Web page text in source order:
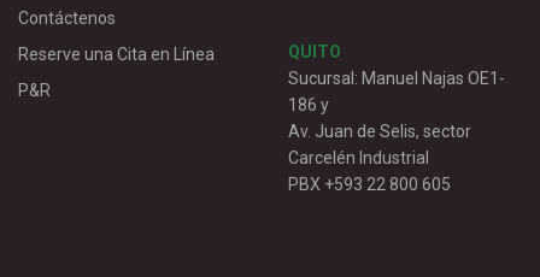
Contáctenos
Reserve una Cita en Línea
P&R
QUITO
Sucursal: Manuel Najas OE1-
186 y
Av. Juan de Selis, sector
Carcelén Industrial
PBX +593 22 800 605